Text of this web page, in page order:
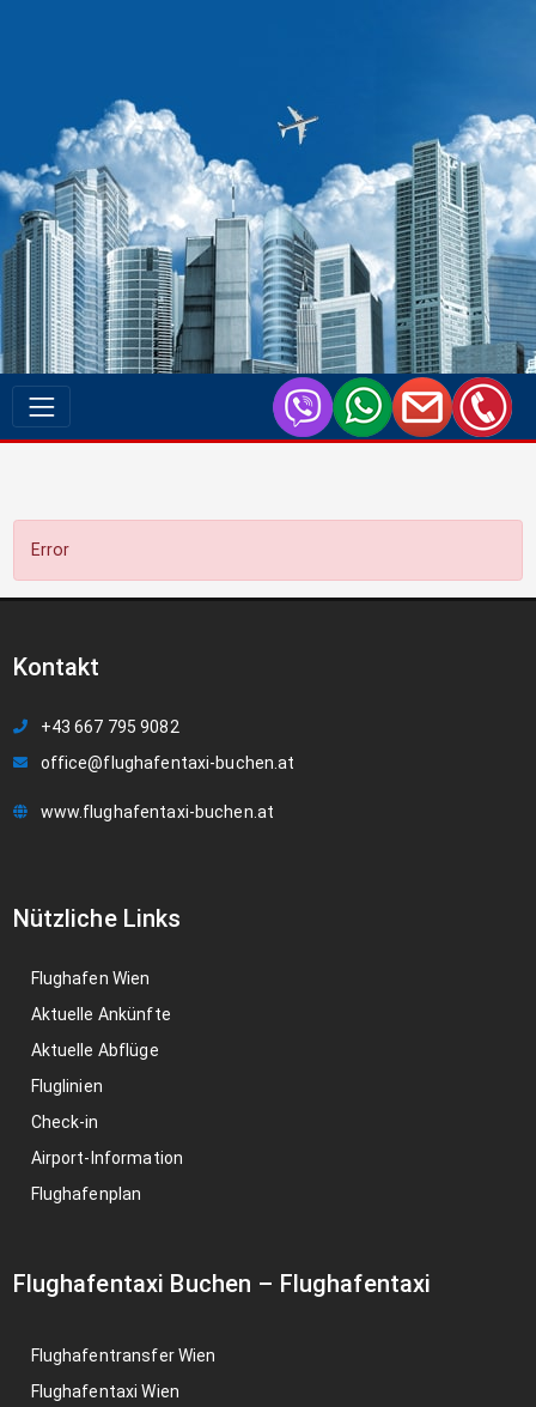
Error
Kontakt
+43 667 795 9082
office@flughafentaxi-buchen.at
www.flughafentaxi-buchen.at
Nützliche Links
Flughafen Wien
Aktuelle Ankünfte
Aktuelle Abflüge
Fluglinien
Check-in
Airport-Information
Flughafenplan
Flughafentaxi Buchen – Flughafentaxi
Flughafentransfer Wien
Flughafentaxi Wien